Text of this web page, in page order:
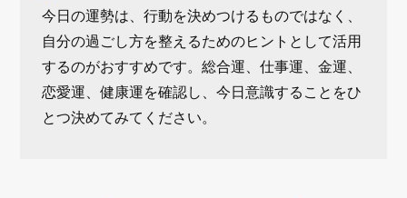
今日の運勢は、行動を決めつけるものではなく、
自分の過ごし方を整えるためのヒントとして活用
するのがおすすめです。総合運、仕事運、金運、
恋愛運、健康運を確認し、今日意識することをひ
とつ決めてみてください。